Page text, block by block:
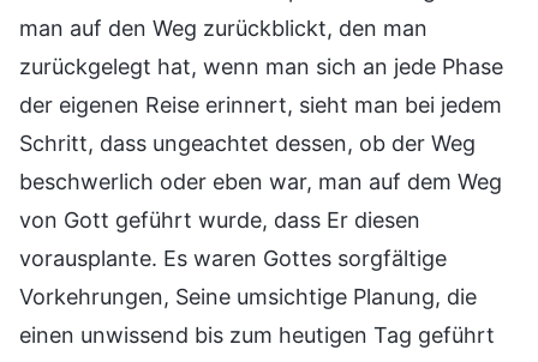
man auf den Weg zurückblickt, den man
zurückgelegt hat, wenn man sich an jede Phase
der eigenen Reise erinnert, sieht man bei jedem
Schritt, dass ungeachtet dessen, ob der Weg
beschwerlich oder eben war, man auf dem Weg
von Gott geführt wurde, dass Er diesen
vorausplante. Es waren Gottes sorgfältige
Vorkehrungen, Seine umsichtige Planung, die
einen unwissend bis zum heutigen Tag geführt